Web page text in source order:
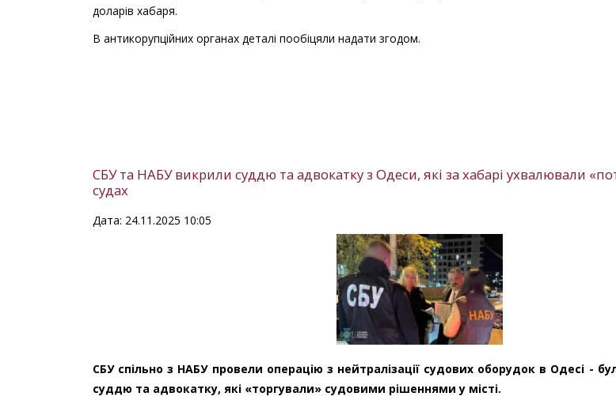
доларів хабаря.
В антикорупційних органах деталі пообіцяли надати згодом.
СБУ та НАБУ викрили суддю та адвокатку з Одеси, які за хабарі ухвалювали
судах
Дата: 24.11.2025 10:05
СБУ спільно з НАБУ провели операцію з нейтралізації судових оборудок в Одесі -
суддю та адвокатку, які «торгували» судовими рішеннями у місті.